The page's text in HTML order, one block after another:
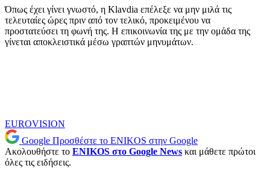
Όπως έχει γίνει γνωστό, η Klavdia επέλεξε να μην μιλά τις
τελευταίες ώρες πριν από τον τελικό, προκειμένου να
προστατεύσει τη φωνή της. Η επικοινωνία της με την ομάδα της
γίνεται αποκλειστικά μέσω γραπτών μηνυμάτων.
EUROVISION
Google Προσθέστε το ENIKOS στην Google
Ακολουθήστε το ENIKOS στο Google News και μάθετε πρώτοι
όλες τις ειδήσεις.